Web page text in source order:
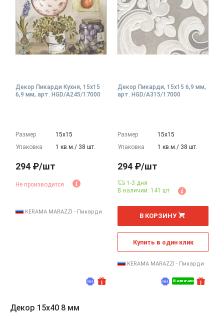
Декор Пикарди Кухня, 15x15
6,9 мм, арт. HGD/A245/17000
Размер
15х15
Упаковка
1 кв.м./ 38 шт.
294 ₽/шт
Не производится
KERAMA MARAZZI - Пикарди
Декор Пикарди, 15x15 6,9 мм,
арт. HGD/A315/17000
Размер
15х15
Упаковка
1 кв.м./ 38 шт.
В наличии
294 ₽/шт
1-3 дня
В наличии: 141 шт
шт
В КОРЗИНУ
Купить в один клик
KERAMA MARAZZI - Пикарди
Декор 15x40 8 мм